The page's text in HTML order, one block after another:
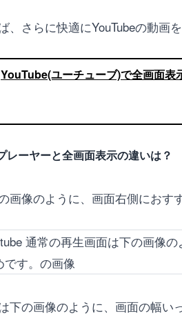
、さらに快適にYouTubeの動画
YouTube(ユーチューブ)で全画面
レーヤーと全画面表示の違いは？
画像のように、画面右側にお
下の画像のように、画面の幅い